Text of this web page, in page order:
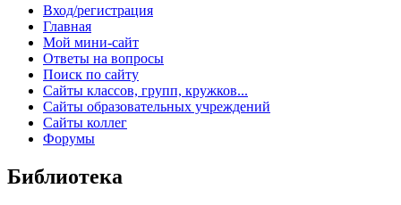
Вход/регистрация
Главная
Мой мини-сайт
Ответы на вопросы
Поиск по сайту
Сайты классов, групп, кружков...
Сайты образовательных учреждений
Сайты коллег
Форумы
Библиотека